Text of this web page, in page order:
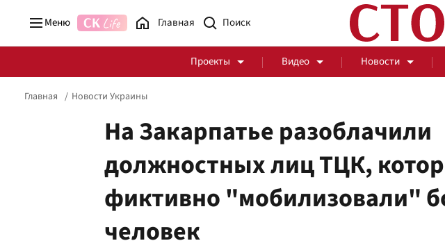
Меню Главная
Проекты Видео Новости
Стоп Политической Коррупции Честные закупки За
Главная Новости Украины
На Закарпатье разоблачили
должностных лиц ТЦК,
фиктивно "мобилизовали"
человек